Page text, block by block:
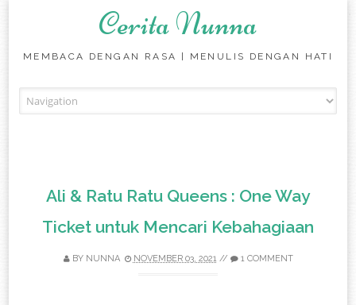
Cerita Nunna
MEMBACA DENGAN RASA | MENULIS DENGAN HATI
Ali & Ratu Ratu Queens : One Way
Ticket untuk Mencari Kebahagiaan
BY NUNNA NOVEMBER 03, 2021// 1 COMMENT